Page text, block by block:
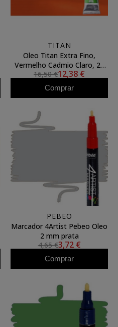
TITAN
Oleo Titan Extra Fino,
Vermelho Cadmio Claro, 20
ml.
16,50 €12,38 €
Comprar
PEBEO
Marcador 4Artist Pebeo Oleo
2 mm prata
4,65 €3,72 €
Comprar